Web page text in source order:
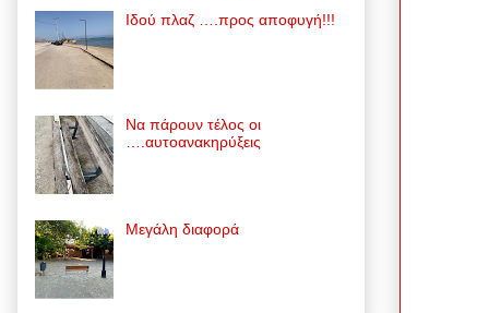
Ιδού πλαζ ….προς αποφυγή!!!
Να πάρουν τέλος οι
….αυτοανακηρύξεις
Μεγάλη διαφορά